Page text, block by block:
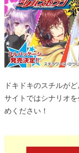
ドキドキのスチルが
サイトではシナリオ
めください！